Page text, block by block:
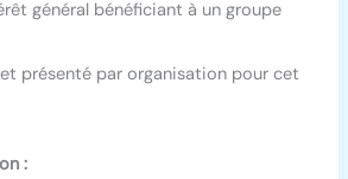
général bénéficiant à un groupe
présenté par organisation pour cet
: